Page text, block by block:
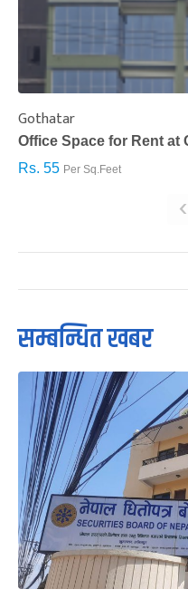
Gothatar
Office Space for Rent at
Rs. 55 Per Sq.Feet
‹
सम्बन्धित खबर